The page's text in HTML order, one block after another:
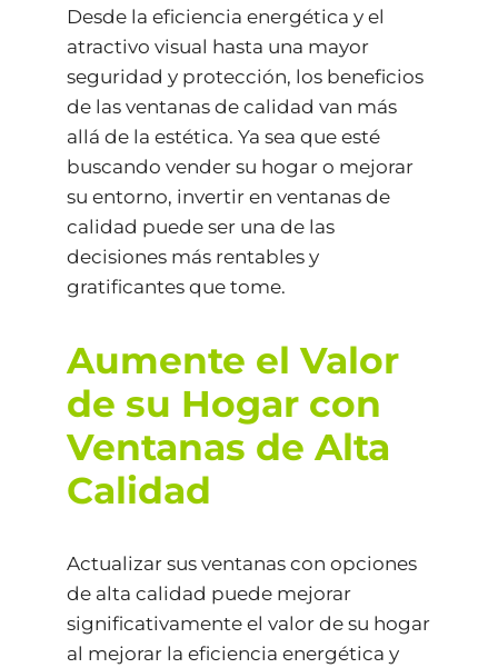
Desde la eficiencia energética y el
atractivo visual hasta una mayor
seguridad y protección, los beneficios
de las ventanas de calidad van más
allá de la estética. Ya sea que esté
buscando vender su hogar o mejorar
su entorno, invertir en ventanas de
calidad puede ser una de las
decisiones más rentables y
gratificantes que tome.
Aumente el Valor
de su Hogar con
Ventanas de Alta
Calidad
Actualizar sus ventanas con opciones
de alta calidad puede mejorar
significativamente el valor de su hogar
al mejorar la eficiencia energética y